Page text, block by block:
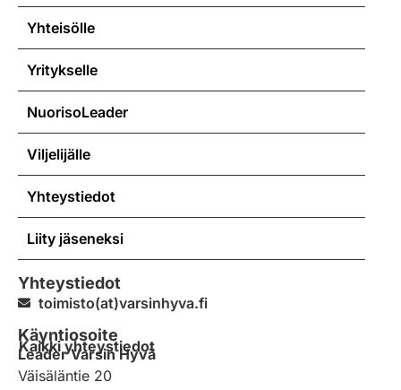
Yhteisölle
Yritykselle
NuorisoLeader
Viljelijälle
Yhteystiedot
Liity jäseneksi
Yhteystiedot
toimisto(at)varsinhyva.fi
Kaikki yhteystiedot
Käyntiosoite
Leader Varsin Hyvä
Väisäläntie 20